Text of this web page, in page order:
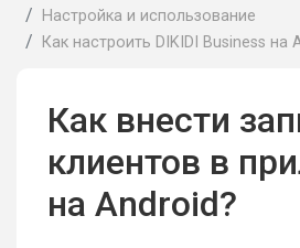
Настройка и использование
Как настроить DIKIDI Business на
Как внести
клиентов в
на Android?